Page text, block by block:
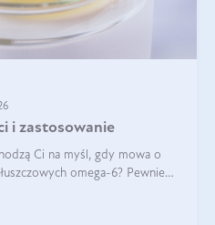
i zastosowanie
Ci na myśl, gdy mowa o
omega-6? Pewnie